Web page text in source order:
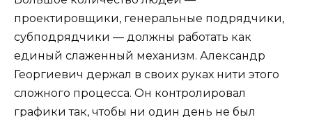
проектировщики, генеральные подрядчики,
субподрядчики — должны работать как
единый слаженный механизм. Александр
Георгиевич держал в своих руках нити этого
сложного процесса. Он контролировал
графики так, чтобы ни один день не был